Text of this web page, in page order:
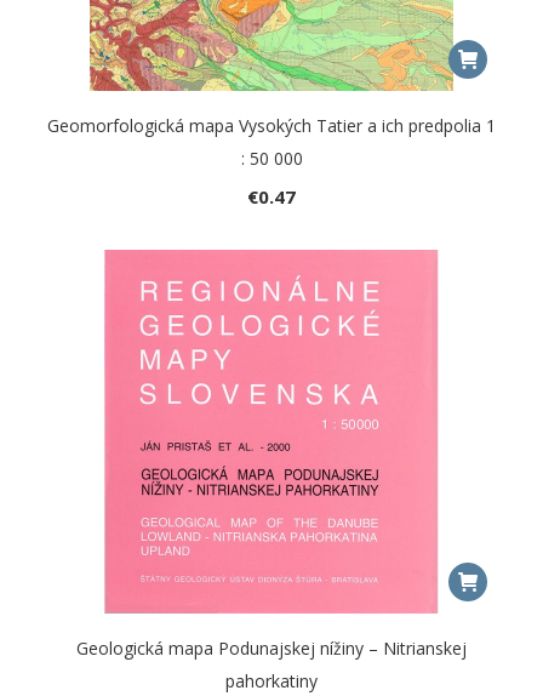
Geomorfologická mapa Vysokých Tatier a ich predpolia 1
: 50 000
€0.47
Geologická mapa Podunajskej nížiny – Nitrianskej
pahorkatiny